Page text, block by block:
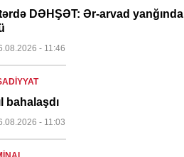
DƏHŞƏT: Ər-arvad yanğında
- 11:46
bahalaşdı
- 11:03